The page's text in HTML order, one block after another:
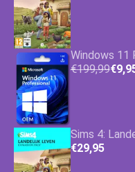
Windows 11
€199,99
Sims 4:
€29,95